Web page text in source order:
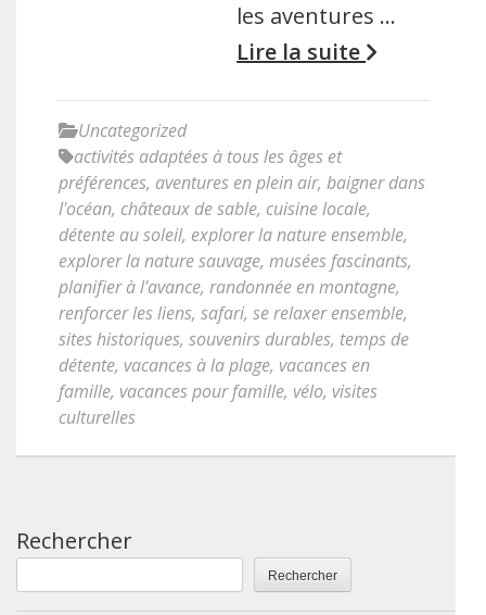
les aventures …
Lire la suite
Uncategorized
activités adaptées à tous les âges et
préférences, aventures en plein air, baigner dans
l'océan, châteaux de sable, cuisine locale,
détente au soleil, explorer la nature ensemble,
explorer la nature sauvage, musées fascinants,
planifier à l'avance, randonnée en montagne,
renforcer les liens, safari, se relaxer ensemble,
sites historiques, souvenirs durables, temps de
détente, vacances à la plage, vacances en
famille, vacances pour famille, vélo, visites
culturelles
Rechercher
Rechercher